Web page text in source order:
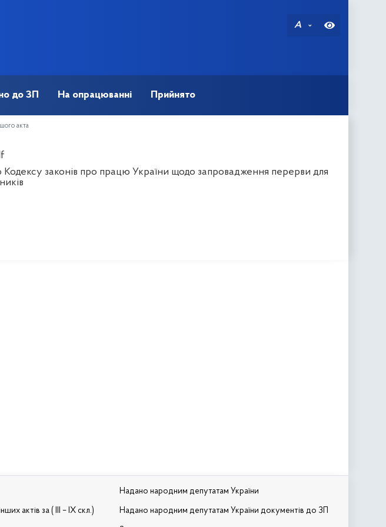
A
до ЗП На опрацюванні Прийнято
акта
законів про працю України щодо запровадження перерви для
актів за ( III – IX скл.)
Надано народним депутатам України
Надано народним депутатам України документів до ЗП